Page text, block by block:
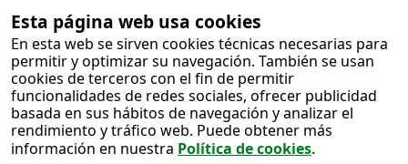
Esta página web usa cookies
En esta web se sirven cookies técnicas necesarias para
permitir y optimizar su navegación. También se usan
cookies de terceros con el fin de permitir
funcionalidades de redes sociales, ofrecer publicidad
basada en sus hábitos de navegación y analizar el
rendimiento y tráfico web. Puede obtener más
información en nuestra Política de cookies.